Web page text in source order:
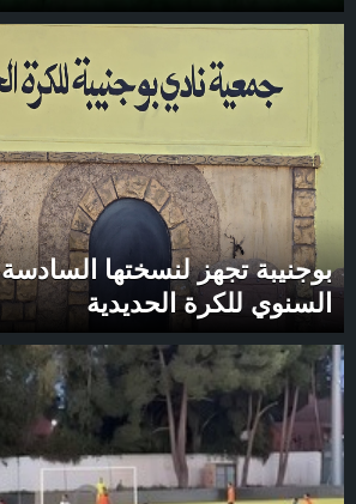
2026
بوجنيبة تجهز لنسختها
السنوي للكرة الحديدية